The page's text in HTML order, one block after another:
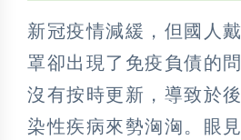
新冠疫情減緩，但國人
罩卻出現了免疫負債的
沒有按時更新，導致於
染性疾病來勢洶洶。眼